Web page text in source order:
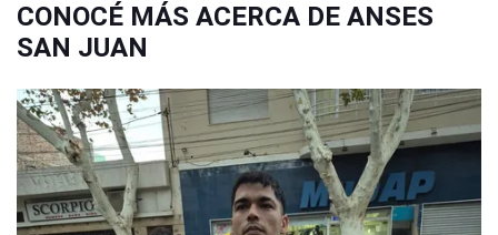
CONOCÉ MÁS ACERCA DE ANSES
SAN JUAN